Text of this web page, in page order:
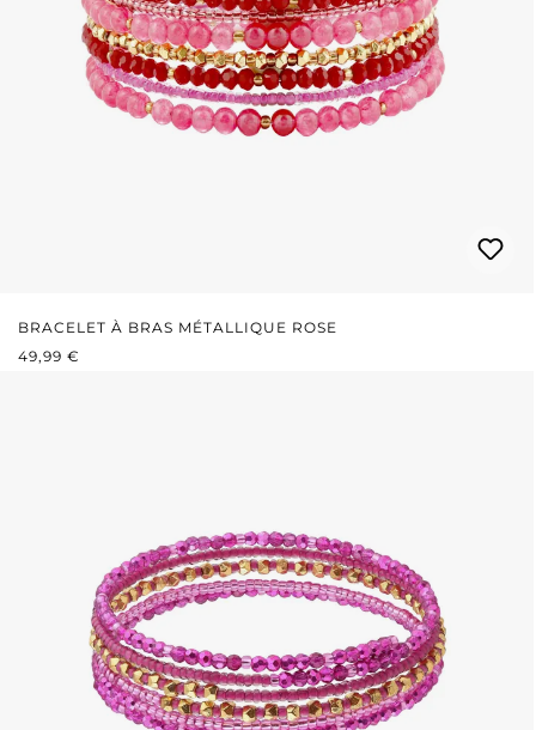
BRACELET À BRAS MÉTALLIQUE ROSE
PRIX RÉGULIER :
49,99 €